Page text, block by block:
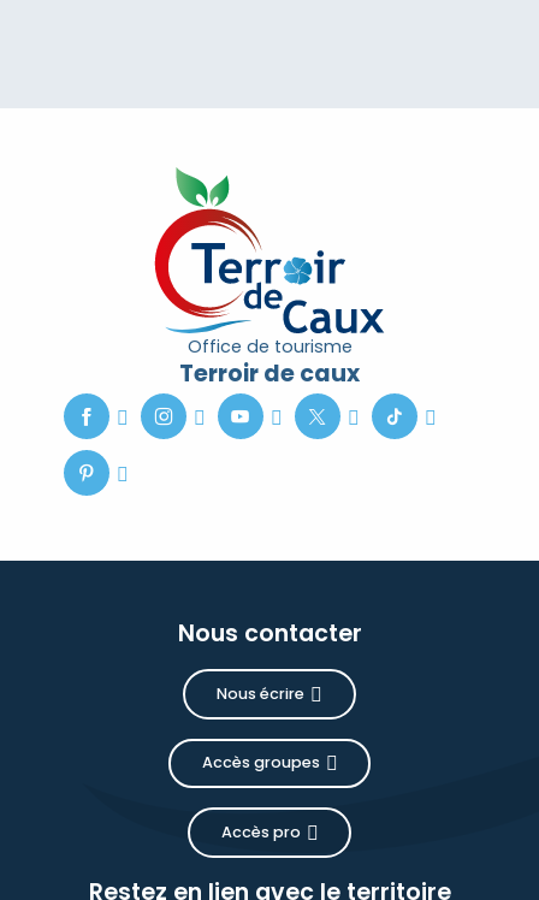
Office de tourisme
Terroir de caux
Nous contacter
Nous écrire
Accès groupes
Accès pro
Restez en lien avec le territoire